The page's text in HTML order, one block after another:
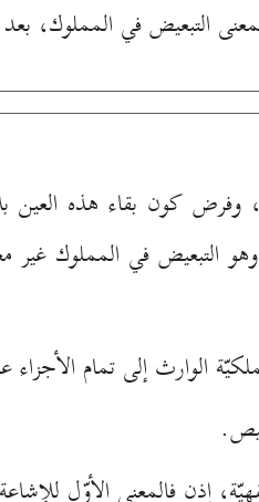
التبعيض في المملوك،
وفرض كون بقاء هذه
وهو التبعيض في المملوك
الوارث إلى تمام
إذن فالمعنى الأوّل